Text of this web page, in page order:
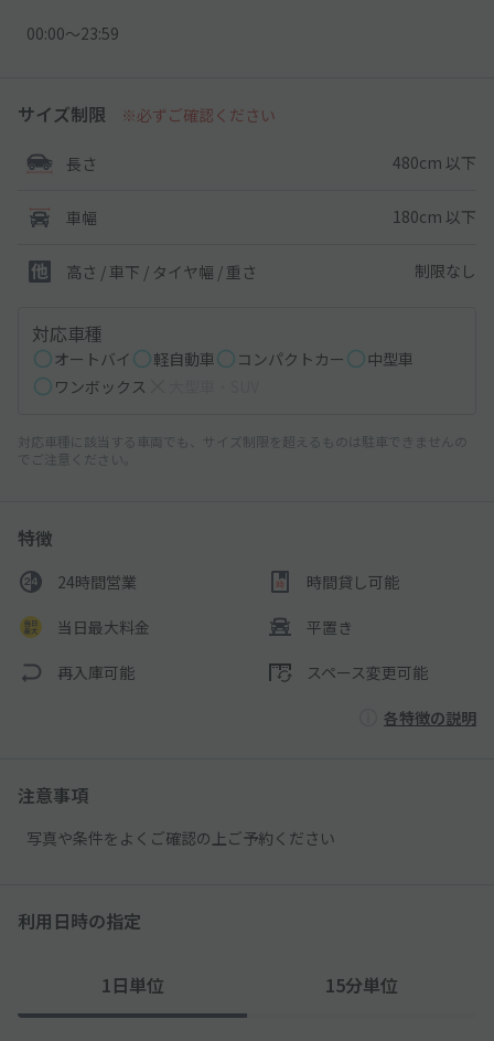
00:00〜23:59
サイズ制限 ※必ずご確認ください
長さ 480cm 以下
車幅 180cm 以下
高さ / 車下 / タイヤ幅 / 重さ 制限なし
対応車種
オートバイ 軽自動車 コンパクトカー
中型車
ワンボックス
対応車種に該当する車両でも、サイズ制限を超えるものは駐車できませんの
でご注意ください。
特徴
24時間営業 時間貸し可能
当日最大料金 平置き
再入庫可能 スペース変更可能
各特徴の説明
注意事項
写真や条件をよくご確認の上ご予約ください
利用日時の指定
1日単位 15分単位